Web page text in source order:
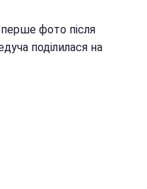
перше фото після
поділилася на